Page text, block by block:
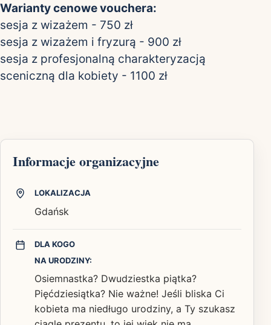
Warianty cenowe vouchera:
sesja z wizażem - 750 zł
sesja z wizażem i fryzurą - 900 zł
sesja z profesjonalną charakteryzacją
sceniczną dla kobiety - 1100 zł
Informacje organizacyjne
LOKALIZACJA
Gdańsk
DLA KOGO
NA URODZINY:
Osiemnastka? Dwudziestka piątka?
Pięćdziesiątka? Nie ważne! Jeśli bliska Ci
kobieta ma niedługo urodziny, a Ty szukasz